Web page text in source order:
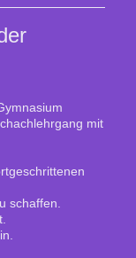
mit
schaffen.